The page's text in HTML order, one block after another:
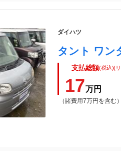
ダイハツ
支払総額(税込)(
17万円
（諸費用7万円を含む）